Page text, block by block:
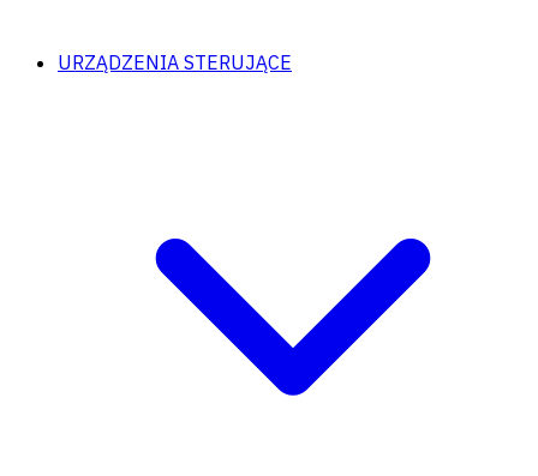
URZĄDZENIA STERUJĄCE